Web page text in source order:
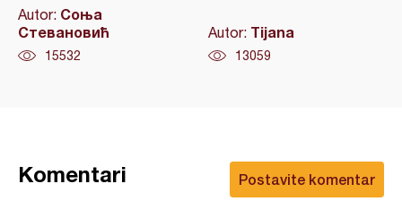
Autor: Соња
Стевановић
15532
Autor: Tijana
13059
Postavite komentar
Komentari